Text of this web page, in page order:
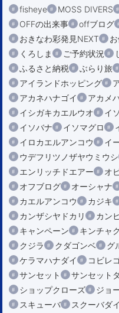
fisheye
MOSS DIVERS
OFFの出来事
offブログ
おきなわ彩発見NEXT
くろしま
ご予約状況
ふるさと納税
ぶらり旅
アイランドホッピング
アカネハナゴイ
アカメ
イシガキカエルウオ
イ
イソバナ
イソマグロ
イロカエルアンコウ
イ
ウデフリツノザヤウミウシ
エンリッチドエアー
オ
オフブログ
オーシャナ
カエルアンコウ
カジキ
カンザシヤドカリ
カン
キャンペーン
キンチャ
クジラ
クダゴンベ グ
ケラマハナダイ
コビレ
サンセット
サンセット
ショップクローズ
ジョ
スキューバ
スクーバダ